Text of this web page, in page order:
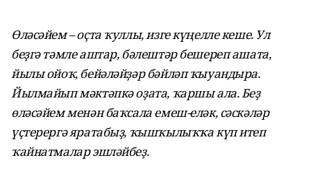
Өләсәйем – оҫта ҡуллы, изге күңелле кеше. Ул
беҙгә тәмле аштар, бәлештәр бешереп ашата,
йылы ойоҡ, бейәләйҙәр бәйләп ҡыуандыра.
Йылмайып мәктәпкә оҙата, ҡаршы ала. Беҙ
өләсәйем менән баҡсала емеш-еләк, сәскәләр
үҫтерергә яратабыҙ, ҡышҡылыҡҡа күп итеп
ҡайнатмалар эшләйбеҙ.